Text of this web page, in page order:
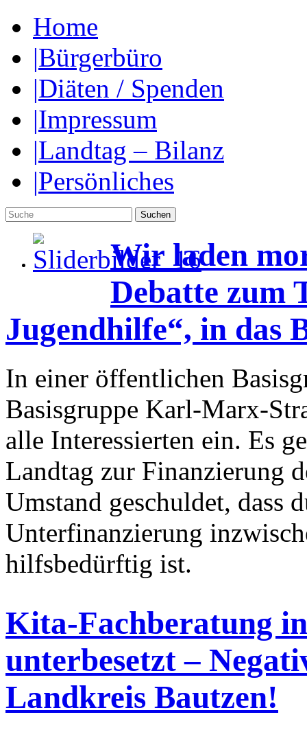
Home
|Bürgerbüro
|Diäten / Spenden
|Impressum
|Landtag – Bilanz
|Persönliches
Wir laden
Debatte zum
Jugendhilfe“, in das
In einer öffentlichen
Basisgruppe Karl-Marx-
alle Interessierten ein. Es
Landtag zur Finanzierung
Umstand geschuldet, dass
Unterfinanzierung
hilfsbedürftig ist.
Kita-Fachberatung
unterbesetzt –
Landkreis Bautzen!